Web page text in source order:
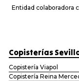
Entidad colaboradora
Copisterías
Copistería Viapol
Copistería Reina